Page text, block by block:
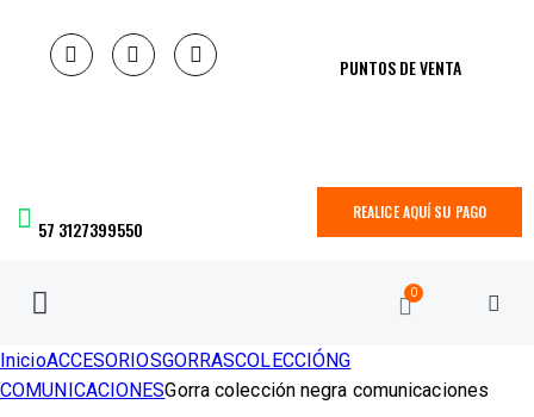
PUNTOS DE VENTA
57 3127399550
REALICE AQUÍ SU PAGO
0
InicioACCESORIOSGORRASCOLECCIÓNG
COMUNICACIONESGorra colección negra comunicaciones